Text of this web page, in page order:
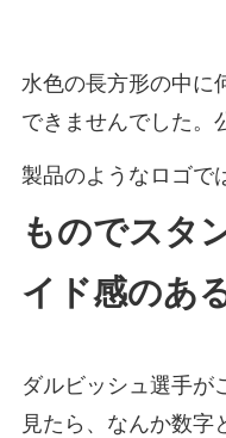
水色の長方形の中に
できませんでした。
製品のようなロゴで
ものでスタ
イド感のあ
ダルビッシュ選手が
見たら、なんか数字